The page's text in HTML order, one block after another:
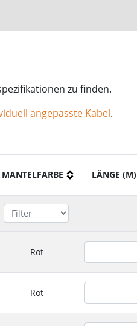
zu finden.
angepasste Kabel.
MANTELFARBE LÄNGE (M)
Rot
Rot